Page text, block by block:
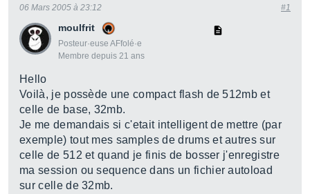
moulfrit
Posteur·euse AFfolé·e
Membre depuis 21 ans
06 Mars 2005 à 23:12 #1
Hello
Voilà, je possède une compact flash de 512mb et
celle de base, 32mb.
Je me demandais si c'etait intelligent de mettre (par
exemple) tout mes samples de drums et autres sur
celle de 512 et quand je finis de bosser j'enregistre
ma session ou sequence dans un fichier autoload
sur celle de 32mb.